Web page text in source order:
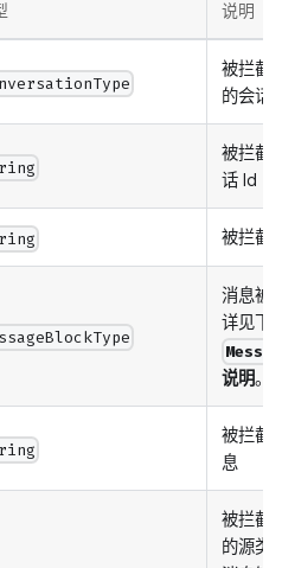
说明
被拦截
的会话
被拦截
话 Id
被拦截
消息被
详见下
说明。
被拦截
息
被拦截
的源类